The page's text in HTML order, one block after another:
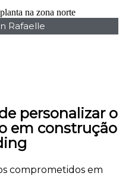
Rafaelle
personalizar o
em construção
comprometidos em